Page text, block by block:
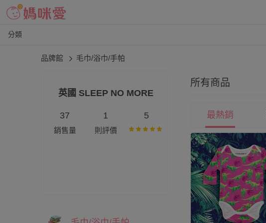
分類
品牌館 毛巾/浴巾/手帕
英國 SLEEP NO MORE
37
銷售量
1
則評價
5
所有商品
最熱銷